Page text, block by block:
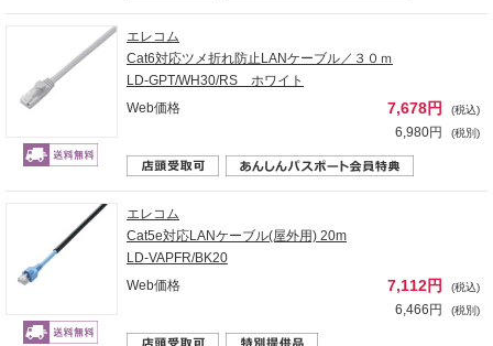
エレコム
Cat6対応ツメ折れ防止LANケーブル／３０ｍ
LD-GPT/WH30/RS ホワイト
Web価格
7,678円 (税込)
6,980円 (税別)
エレコム
Cat5e対応LANケーブル(屋外用) 20m
LD-VAPFR/BK20
Web価格
7,112円 (税込)
6,466円 (税別)